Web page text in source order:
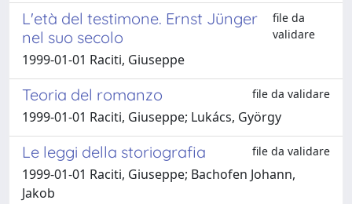
L'età del testimone. Ernst Jünger
nel suo secolo
file da
validare
1999-01-01 Raciti, Giuseppe
Teoria del romanzo file da validare
1999-01-01 Raciti, Giuseppe; Lukács, György
Le leggi della storiografia file da validare
1999-01-01 Raciti, Giuseppe; Bachofen Johann,
Jakob